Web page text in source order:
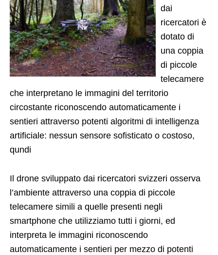
dai
ricercatori è
dotato di
una coppia
di piccole
telecamere
che interpretano le immagini del territorio
circostante riconoscendo automaticamente i
sentieri attraverso potenti algoritmi di intelligenza
artificiale: nessun sensore sofisticato o costoso,
qundi
Il drone sviluppato dai ricercatori svizzeri osserva
l’ambiente attraverso una coppia di piccole
telecamere simili a quelle presenti negli
smartphone che utilizziamo tutti i giorni, ed
interpreta le immagini riconoscendo
automaticamente i sentieri per mezzo di potenti